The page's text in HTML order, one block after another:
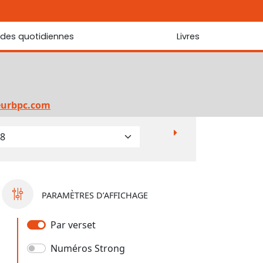
quotidiennes Livres
Bibliothèque
PARAMÈTRES D’AFFICHAGE
Par verset
Numéros Strong